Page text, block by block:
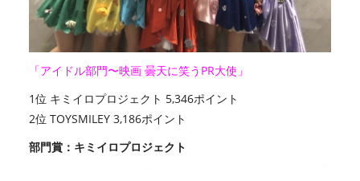
「アイドル部門〜映画 曇天に笑うPR大使」
1位 キミイロプロジェクト 5,346ポイント
2位 TOYSMILEY 3,186ポイント
部門賞：キミイロプロジェクト